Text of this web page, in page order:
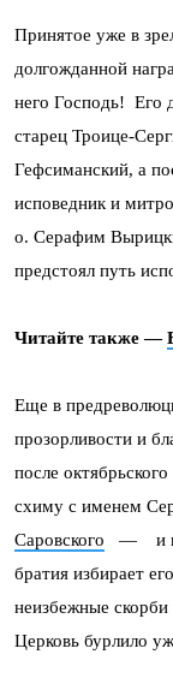
Принятое уже в
долгожданной
него Господь! Его
старец Троице-
Гефсиманский, а
исповедник и
о. Серафим
предстоял путь
Читайте также —
Еще в
прозорливости и
после
схиму с именем
Саровского — и
братия избирает
неизбежные
Церковь бурлило